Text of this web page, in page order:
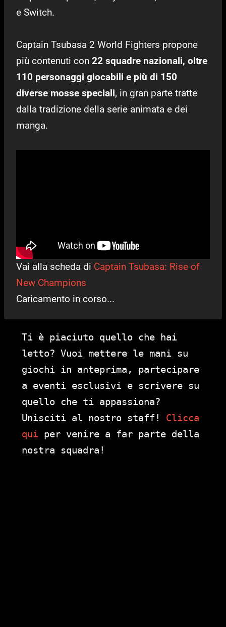
e Switch.
Captain Tsubasa 2 World Fighters propone
più contenuti con 22 squadre nazionali, oltre
110 personaggi giocabili e più di 150
diverse mosse speciali, in gran parte tratte
dalla tradizione della serie animata e dei
manga.
Vai alla scheda di Captain Tsubasa: Rise of
New Champions
Caricamento in corso...
Ti è piaciuto quello che hai
letto? Vuoi mettere le mani su
giochi in anteprima, partecipare
a eventi esclusivi e scrivere su
quello che ti appassiona?
Unisciti al nostro staff! Clicca
qui per venire a far parte della
nostra squadra!